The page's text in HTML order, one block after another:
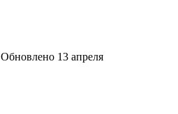
Обновлено 13 апреля